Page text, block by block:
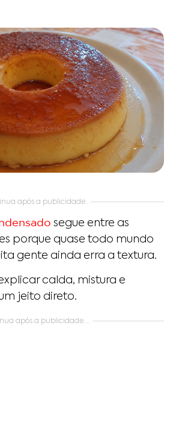
após a publicidade..
segue entre as
porque quase todo mundo
gente ainda erra a textura.
calda, mistura e
jeito direto.
após a publicidade....